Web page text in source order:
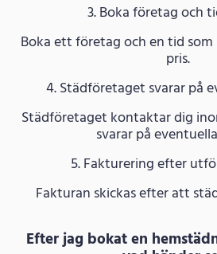
3. Boka företag och
Boka ett företag och en tid som
pris.
4. Städföretaget svarar på
Städföretaget kontaktar dig
svarar på
5. Fakturering efter
Fakturan skickas efter att
Efter jag bokat en